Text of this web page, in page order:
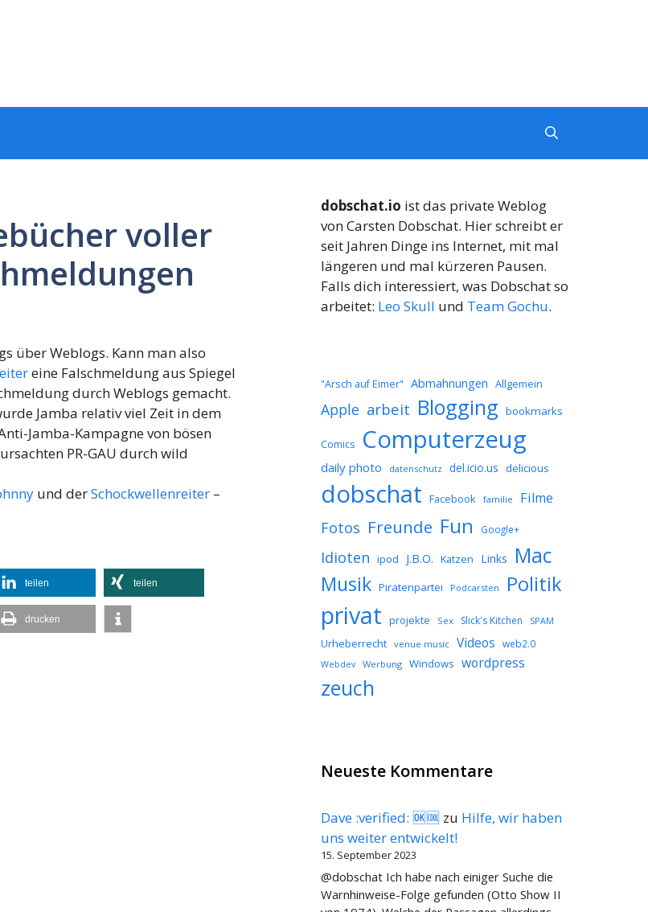
voller
über Weblogs. Kann man also
eine Falschmeldung aus Spiegel
durch Weblogs gemacht.
Jamba relativ viel Zeit in dem
Jamba-Kampagne von bösen
PR-GAU durch wild
und derSchockwellenreiter –
teilen teilen
drucken
dobschat.io ist das private Weblog
von Carsten Dobschat. Hier schreibt er
seit Jahren Dinge ins Internet, mit mal
längeren und mal kürzeren Pausen.
Falls dich interessiert, was Dobschat so
arbeitet: Leo Skull und Team Gochu.
"Arsch auf Eimer" Abmahnungen Allgemein
Apple arbeit Blogging bookmarks
Comics Computerzeug
daily photo datenschutz del.icio.us delicious
dobschat Facebook familie Filme
Fotos Freunde Fun Google+
Idioten ipod J.B.O. Katzen Links Mac
Musik Piratenpartei Podcarsten Politik
privat projekte Sex Slick's Kitchen SPAM
Urheberrecht venue music Videos web2.0
Webdev Werbung Windows wordpress
zeuch
Neueste Kommentare
Dave :verified: 🆗🆒 zu Hilfe, wir haben
uns weiter entwickelt!
15. September 2023
@dobschat Ich habe nach einiger Suche die
Warnhinweise-Folge gefunden (Otto Show II